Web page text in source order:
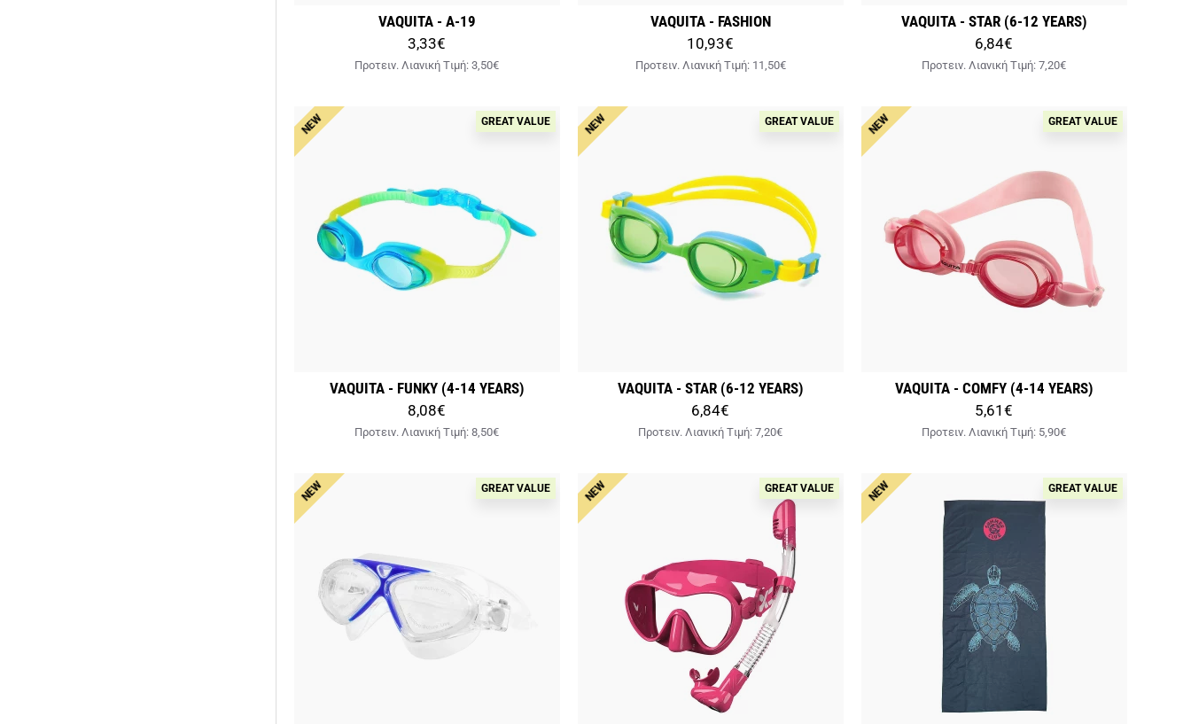
VAQUITA - A-19
3,33€
Προτειν. Λιανική Tιμή:3,50€
VAQUITA - FASHION
10,93€
Προτειν. Λιανική Tιμή: 11,50€
VAQUITA - STAR (6-12 YEARS)
6,84€
Προτειν. Λιανική Tιμή:7,20€
NEW GREAT VALUE
VAQUITA - FUNKY (4-14 YEARS)
8,08€
Προτειν. Λιανική Tιμή:8,50€
NEW GREAT VALUE
VAQUITA - STAR (6-12 YEARS)
6,84€
Προτειν. Λιανική Tιμή:7,20€
NEW GREAT VALUE
VAQUITA - COMFY (4-14 YEARS)
5,61€
Προτειν. Λιανική Tιμή: 5,90€
NEW GREAT VALUE NEW GREAT VALUE NEW GREAT VALUE